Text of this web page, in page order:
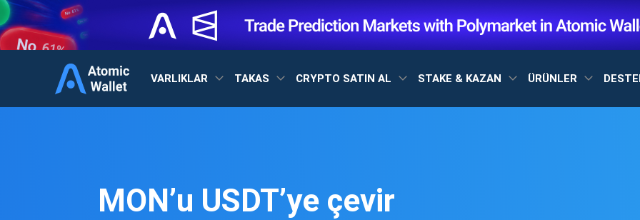
VARLIKLAR TAKAS CRYPTO SATIN AL STAKE & KAZAN ÜRÜNLER
MON’u USDT’ye çevir